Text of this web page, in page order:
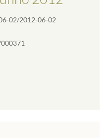
02/2012-06-02